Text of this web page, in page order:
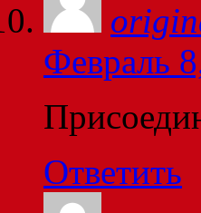
Февраль
Ответить